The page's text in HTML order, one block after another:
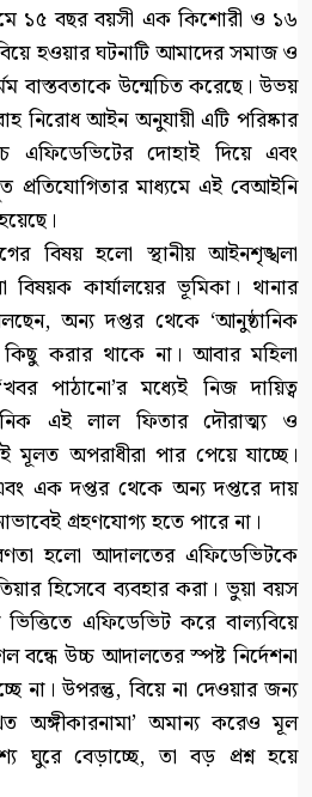
১৫ বছর বয়সী এক কিশোরী ও ১৬
হওয়ার ঘটনাটি আমাদের সমাজ ও
বাস্তবতাকে উন্মেচিত করেছে। উভয়
নিরোধ আইন অনুযায়ী এটি পরিষ্কার
এফিডেভিটের দোহাই দিয়ে এবং
প্রতিযোগিতার মাধ্যমে এই বেআইনি
বিষয় হলো স্থানীয় আইনশৃঙ্খলা
বিষয়ক কার্যালয়ের ভূমিকা। থানার
অন্য দপ্তর থেকে ‘আনুষ্ঠানিক
কিছু করার থাকে না। আবার মহিলা
পাঠানো’র মধ্যেই নিজ দায়িত্ব
এই লাল ফিতার দৌরাত্ম্য ও
মূলত অপরাধীরা পার পেয়ে যাচ্ছে।
এক দপ্তর থেকে অন্য দপ্তরে দায়
গ্রহণযোগ্য হতে পারে না।
হলো আদালতের এফিডেভিটকে
হিসেবে ব্যবহার করা। ভুয়া বয়স
এফিডেভিট করে বাল্যবিয়ে
উচ্চ আদালতের স্পষ্ট নির্দেশনা
না। উপরন্তু, বিয়ে না দেওয়ার জন্য
অঙ্গীকারনামা’ অমান্য করেও মূল
ঘুরে বেড়াচ্ছে, তা বড় প্রশ্ন হয়ে